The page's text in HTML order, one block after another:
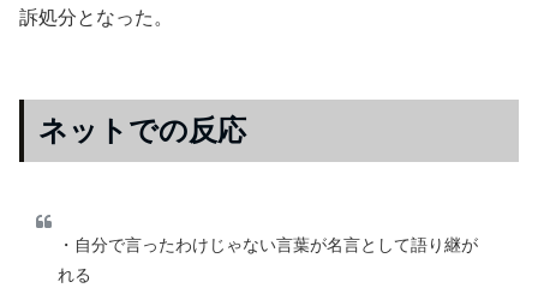
訴処分となった。
ネットでの反応
・自分で言ったわけじゃない言葉が名言として語り継が
れる